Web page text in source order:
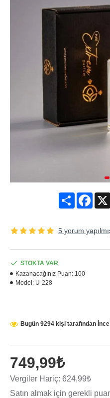
Share
5 yorum
749,99₺
Vergiler Hariç: 624,99₺
Satın almak için gerekli
STOKTA VAR
Kazanacağınız Puan: 100
Model: U-228
Bugün 9294 kişi tarafından